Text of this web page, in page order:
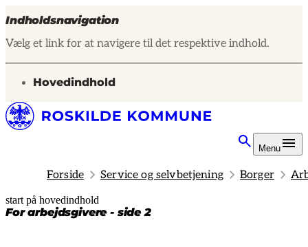
Indholdsnavigation
Vælg et link for at navigere til det respektive indhold.
gå til
Hovedindhold
Menu
Forside Service og selvbetjening Borger
start på hovedindhold
For arbejdsgivere - side 2
senest opdateret 14. januar 2025